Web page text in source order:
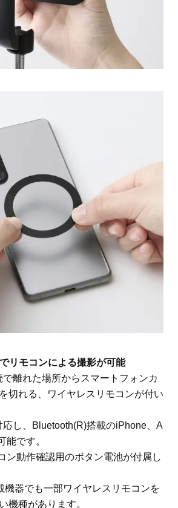
リモコンによる撮影が可能
離れた場所からスマートフォンカ
切れる、ワイヤレスリモコンが付い
し、Bluetooth(R)搭載のiPhone、A
能です。
ン動作確認用のボタン電池が付属し
器でも一部ワイヤレスリモコンを
機種があります。